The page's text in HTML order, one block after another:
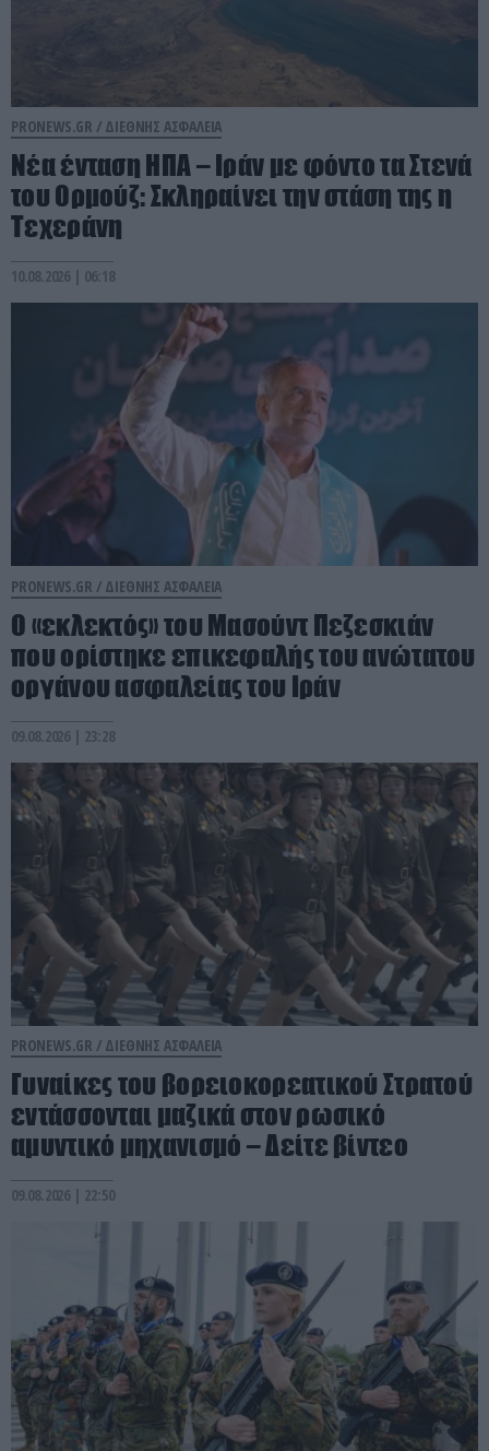
PRONEWS.GR / ΔΙΕΘΝΗΣ ΑΣΦΑΛΕΙΑ
Νέα ένταση ΗΠΑ – Ιράν με φόντο τα Στενά
του Ορμούζ: Σκληραίνει την στάση της η
Τεχεράνη
10.08.2026 | 06:18
PRONEWS.GR / ΔΙΕΘΝΗΣ ΑΣΦΑΛΕΙΑ
Ο «εκλεκτός» του Μασούντ Πεζεσκιάν
που ορίστηκε επικεφαλής του ανώτατου
οργάνου ασφαλείας του Ιράν
09.08.2026 | 23:28
PRONEWS.GR / ΔΙΕΘΝΗΣ ΑΣΦΑΛΕΙΑ
Γυναίκες του βορειοκορεατικού Στρατού
εντάσσονται μαζικά στον ρωσικό
αμυντικό μηχανισμό – Δείτε βίντεο
09.08.2026 | 22:50